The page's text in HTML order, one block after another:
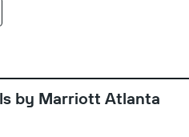
by Marriott Atlanta